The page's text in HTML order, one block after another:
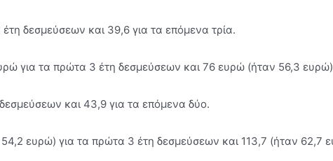
δεσµεύσεων και 39,6 για τα επόµενα τρία.
για τα πρώτα 3 έτη δεσµεύσεων και 76 ευρώ (ήταν 56,3
και 43,9 για τα επόµενα δύο.
ευρώ) για τα πρώτα 3 έτη δεσµεύσεων και 113,7 (ήταν 62,7